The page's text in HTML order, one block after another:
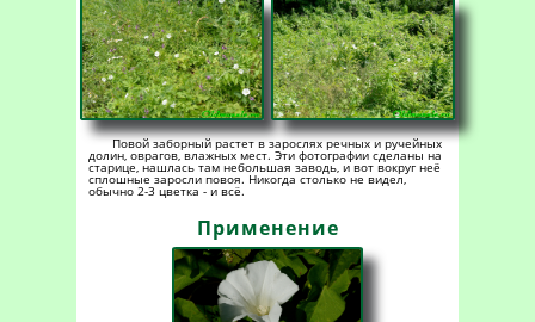
Повой заборный растет в зарослях речных и ручейных
долин, оврагов, влажных мест. Эти фотографии сделаны на
старице, нашлась там небольшая заводь, и вот вокруг неё
сплошные заросли повоя. Никогда столько не видел,
обычно 2-3 цветка - и всё.
Применение